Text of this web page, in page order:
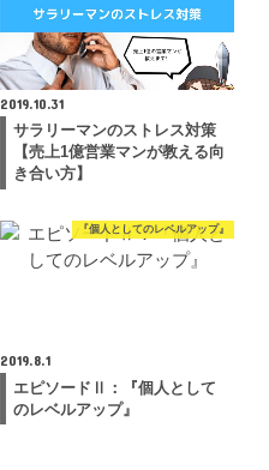
2019.10.31
サラリーマンのストレス対策
【売上1億営業マンが教える向
き合い方】
『個人としてのレベルアップ』
2019.8.1
エピソードⅡ：『個人として
のレベルアップ』